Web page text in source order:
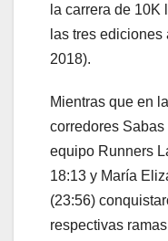
la carrera de
las tres
2018).
Mientras que en
corredores
equipo Runners
18:13 y María
(23:56)
respectivas